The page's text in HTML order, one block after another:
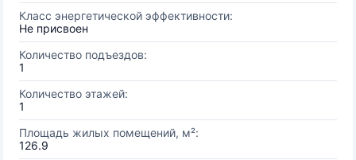
Класс энергетической эффективности:
Не присвоен
Количество подъездов:
1
Количество этажей:
1
Площадь жилых помещений, м²:
126.9